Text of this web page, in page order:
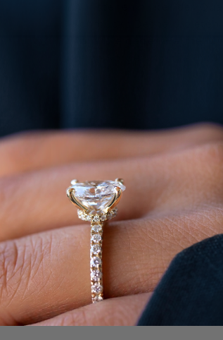
Wir stehen hinter der
Schmucks.Deshalb
Garantie gegen
keine Sorgen machen
EINZIGARTIG!
3D MUSTERSCHMUCK
Wollen Sie wissen, wie
würde und ob er passt?
BESTELLE